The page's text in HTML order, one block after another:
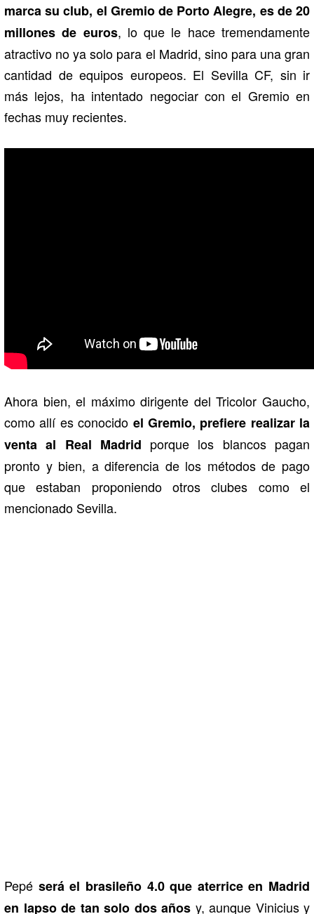
marca su club, el Gremio de Porto Alegre, es de 20
millones de euros, lo que le hace tremendamente
atractivo no ya solo para el Madrid, sino para una gran
cantidad de equipos europeos. El Sevilla CF, sin ir
más lejos, ha intentado negociar con el Gremio en
fechas muy recientes.
Ahora bien, el máximo dirigente del Tricolor Gaucho,
como allí es conocido el Gremio, prefiere realizar la
venta al Real Madrid porque los blancos pagan
pronto y bien, a diferencia de los métodos de pago
que estaban proponiendo otros clubes como el
mencionado Sevilla.
Pepé será el brasileño 4.0 que aterrice en Madrid
en lapso de tan solo dos años y, aunque Vinicius y